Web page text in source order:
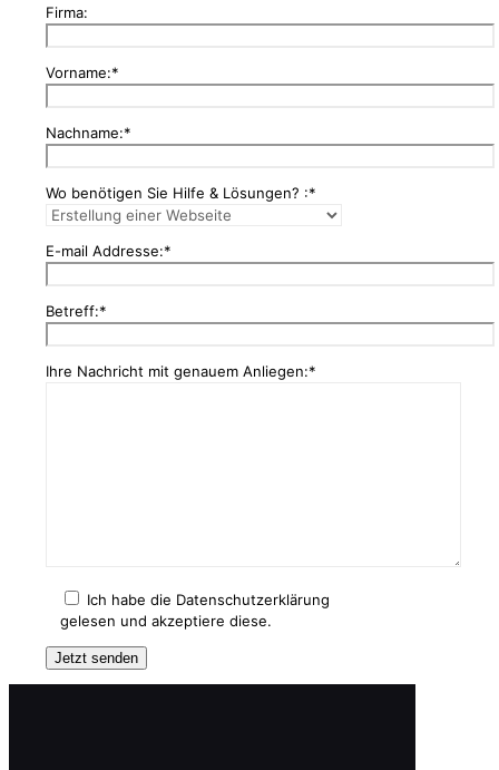
Firma:
Vorname:*
Nachname:*
Wo benötigen Sie Hilfe & Lösungen? :*
E-mail Addresse:*
Betreff:*
Ihre Nachricht mit genauem Anliegen:*
Ich habe die Datenschutzerklärung
gelesen und akzeptiere diese.